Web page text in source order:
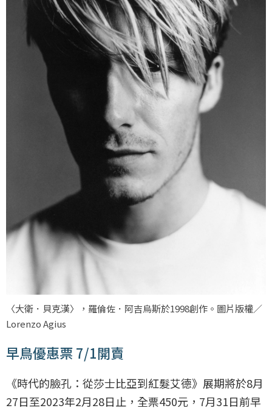
〈大衛．貝克漢〉，羅倫佐．阿吉烏斯於1998創作。圖片版權／
Lorenzo Agius
早鳥優惠票 7/1開賣
《時代的臉孔：從莎士比亞到紅髮艾德》展期將於8月
27日至2023年2月28日止，全票450元，7月31日前早